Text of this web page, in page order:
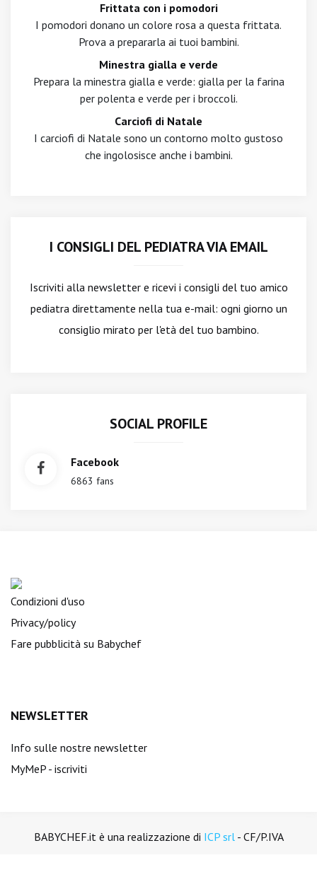
Frittata con i pomodori
I pomodori donano un colore rosa a questa frittata.
Prova a prepararla ai tuoi bambini.
Minestra gialla e verde
Prepara la minestra gialla e verde: gialla per la farina
per polenta e verde per i broccoli.
Carciofi di Natale
I carciofi di Natale sono un contorno molto gustoso
che ingolosisce anche i bambini.
I CONSIGLI DEL PEDIATRA VIA EMAIL
Iscriviti alla newslettere ricevi i consigli del tuo amico
pediatra direttamente nella tua e-mail: ogni giorno un
consiglio mirato per l'età del tuo bambino.
SOCIAL PROFILE
Facebook
6863 fans
Condizioni d'uso
Privacy/policy
Fare pubblicità su Babychef
NEWSLETTER
Info sulle nostre newsletter
MyMeP - iscriviti
BABYCHEF.it è una realizzazione di ICP srl- CF/P.IVA